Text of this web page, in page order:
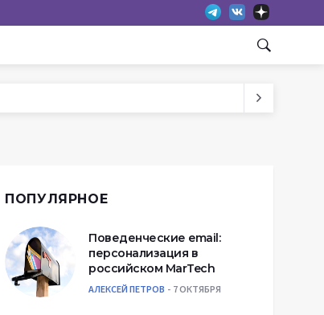
ПОПУЛЯРНОЕ
Поведенческие email:
персонализация в
российском MarTech
АЛЕКСЕЙ ПЕТРОВ 7 ОКТЯБРЯ